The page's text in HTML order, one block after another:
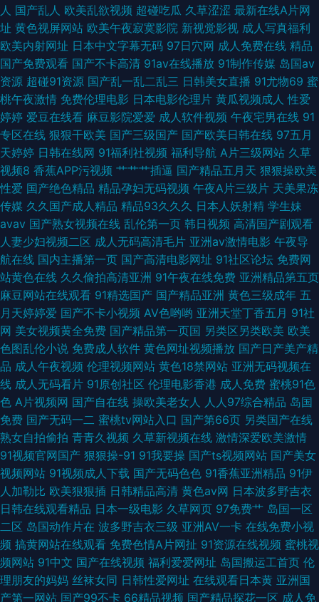
视频网址 午夜成人精品一区二三 老司机干逼 91社网址 亚洲东方aⅴ在线视频
海角不伦影院 91视频在 日韩资源网址 波多野结衣磁力链接 俺去天堂网 91黑
丝美女诱惑 先锋成人av色影院 国产精品久久情 91在线大 四虎影视城 福利导
航网 91官网视频在线播放 91人妻草 色色www 久久精品国产精品 不卡的av
影院 午夜福利资源 国产原创网站91在线 四虎影库预览AV 国产福利精品久久
让 91电影成人 欧美黄色网在线 大香蕉伊人天堂 91次元黄色页面 欧美喷水在
线 91午夜福利在线观看 先锋影音色AV 国产福利导视频导航 精品一区二区三
区香蕉 抖阴免费网页 91V成人电影 91在线视频观看 亚洲色图欧美色图天美
玖玖资源中文字 91在线视频资源 亚洲av伦理精品
人 国产乱人 欧美乱欲视频 超碰吃瓜 久草涩涩 最新在线A片网
址 黄色视屏网站 欧美午夜寂寞影院 新视觉影视 成人写真福利
欧美内射网址 日本中文字幕无码 97日穴网 成人免费在线 精品
国产免费观看 国产不卡高清 91av在线播放 91制作传媒 岛国av
资源 超碰91资源 国产乱一乱二乱三 日韩美女直播 91尤物69 蜜
桃午夜激情 免费伦理电影 日本电影伦理片 黄瓜视频成人 性爱
婷婷 爱豆在线看 麻豆影院爱爱 成人软件视频 午夜宅男在线 91
专区在线 狠狠干欧美 国产三级国产 国产欧美日韩在线 97五月
天婷婷 日韩在线网 91福利社视频 福利导航 A片三级网站 久草
视频8 香蕉APP污视频 艹艹艹插逼 国产精品五月天 狠狠操欧美
性爱 国产绝色精品 精品孕妇无码视频 午夜A片三级片 天美果冻
传媒 久久国产成人精品 精品93久久久 日本人妖射精 学生妹
avav 国产熟女视频在线 乱伦第一页 韩日视频 高清国产剧观看
人妻少妇视频二区 成人无码高清毛片 亚洲av激情电影 午夜导
航在线 国内主播第一页 国产高清电影网址 91社区论坛 免费网
站黄色在线 久久偷拍高清亚洲 91午夜在线免费 亚洲精品第五页
麻豆网站在线观看 91精选国产 国产精品亚洲 黄色三级成年 五
月天婷婷爱 国产不卡小视频 AV色哟哟 亚洲天堂丁香五月 91社
网 美女视频黄全免费 国产精品第一页国 另类区另类欧美 欧美
色图乱伦小说 免费成人软件 黄色网址视频播放 国产日产美产精
品 成人午夜视频 伦理视频网站 黄色18禁网站 亚洲无码视频在
线 成人无码看片 91原创社区 伦理电影香港 成人免费 蜜桃91色
色 A片视频网 国产自在线 操欧美老女人 人人97综合精品 岛国
免费 国产无码一二 蜜桃tv网站入口 国产第66页 另类国产在线
熟女自拍偷拍 青青久视频 久草新视频在线 激情深爱欧美激情
91视频官网国产 狠狠操-91 91我要操 国产ts视频网站 国产美女
视频网站 91视频成人下载 国产无码色色 91香蕉亚洲精品 91伊
人加勒比 欧美狠狠插 日韩精品高清 黄色av网 日本波多野吉衣
日韩在线观看精品 日本一级电影 久草网页 97免费艹 岛国一区
二区 岛国动作片在 波多野吉衣三级 亚洲AV一卡 在线免费小视
频 搞黄网站在线观看 免费色情A片网扯 91资源在线视频 蜜桃视
频网站 91中文 国产在线视频 福利爱爱网址 岛国搬运工首页 伦
理朋友的妈妈 丝袜女同 日韩性爱网址 在线观看日本黄 亚洲国
产第一网站 国产99不卡 66精品视频 国产精品探花一区 成人免